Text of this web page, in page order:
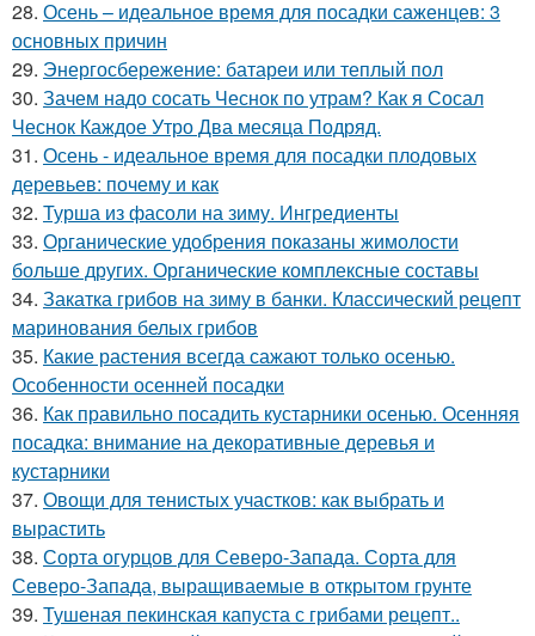
28. Осень – идеальное время для посадки саженцев: 3
основных причин
29. Энергосбережение: батареи или теплый пол
30. Зачем надо сосать Чеснок по утрам? Как я Сосал
Чеснок Каждое Утро Два месяца Подряд.
31. Осень - идеальное время для посадки плодовых
деревьев: почему и как
32. Турша из фасоли на зиму. Ингредиенты
33. Органические удобрения показаны жимолости
больше других. Органические комплексные составы
34. Закатка грибов на зиму в банки. Классический рецепт
маринования белых грибов
35. Какие растения всегда сажают только осенью.
Особенности осенней посадки
36. Как правильно посадить кустарники осенью. Осенняя
посадка: внимание на декоративные деревья и
кустарники
37. Овощи для тенистых участков: как выбрать и
вырастить
38. Сорта огурцов для Северо-Запада. Сорта для
Северо-Запада, выращиваемые в открытом грунте
39. Тушеная пекинская капуста с грибами рецепт..